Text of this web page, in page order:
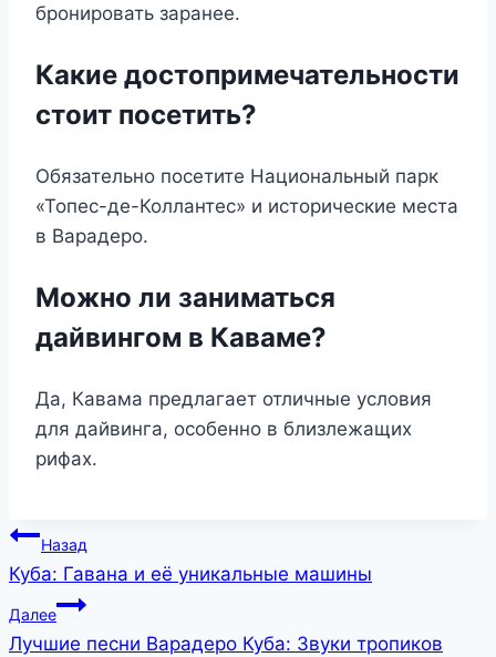
бронировать заранее.
Какие достопримечательности
стоит посетить?
Обязательно посетите Национальный парк
«Топес-де-Коллантес» и исторические места
в Варадеро.
Можно ли заниматься
дайвингом в Каваме?
Да, Кавама предлагает отличные условия
для дайвинга, особенно в близлежащих
рифах.
Навигация
по
записям
Назад
Куба: Гавана и её уникальные машины
Далее
Лучшие песни Варадеро Куба: Звуки тропиков